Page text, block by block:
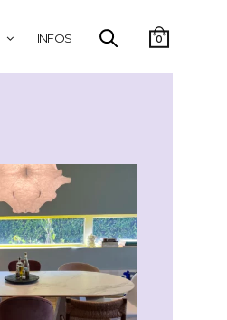
INFOS 0